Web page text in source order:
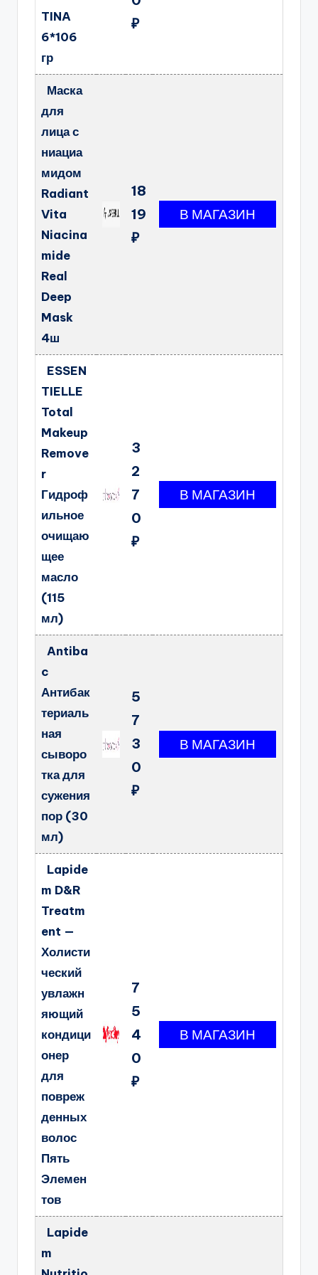
TINA
6*106
гр
₽
Маска
для
лица с
ниациа
мидом
Radiant
Vita
Niacina
mide
Real
Deep
Mask
4ш
18
19
₽
ESSEN
TIELLE
Total
Makeup
Remove
r
Гидроф
ильное
очищаю
щее
масло
(115
мл)
3
2
7
0
₽
Antiba
c
Антибак
териаль
ная
сыворо
тка для
сужения
пор (30
мл)
5
7
3
0
₽
Lapide
m D&R
Treatm
ent —
Холисти
ческий
увлажн
яющий
кондици
онер
для
повреж
денных
волос
Пять
Элемен
тов
7
5
4
0
₽
Lapide
m